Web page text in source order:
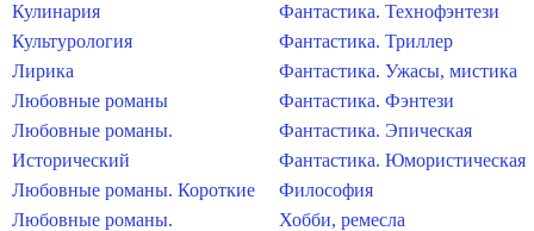
Кулинария
Культурология
Лирика
Любовные романы
Любовные романы.
Исторический
Любовные романы. Короткие
Любовные романы.
Фантастика. Технофэнтези
Фантастика. Триллер
Фантастика. Ужасы, мистика
Фантастика. Фэнтези
Фантастика. Эпическая
Фантастика. Юмористическая
Философия
Хобби, ремесла